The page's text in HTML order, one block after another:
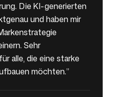
Die KI-generierten
und haben mir
Sehr
alle, die eine starke
möchten.”